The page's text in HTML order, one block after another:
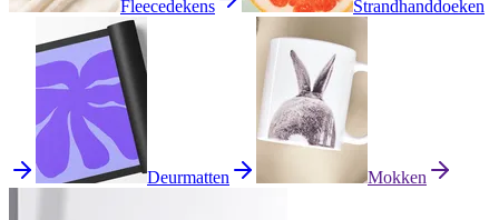
Fleecedekens Strandhanddoeken
Deurmatten Mokken